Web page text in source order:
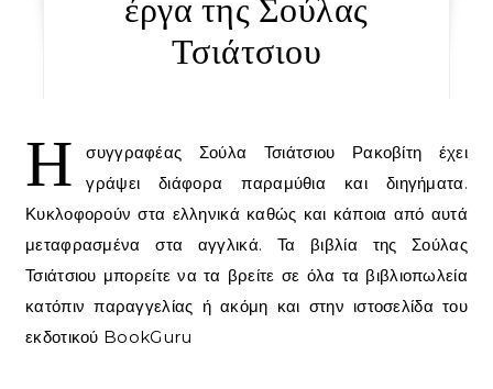
έργα της Σούλας
Τσιάτσιου
Η
συγγραφέας Σούλα Τσιάτσιου Ρακοβίτη έχει
γράψει διάφορα παραμύθια και διηγήματα.
Κυκλοφορούν στα ελληνικά καθώς και κάποια από αυτά
μεταφρασμένα στα αγγλικά. Τα βιβλία της Σούλας
Τσιάτσιου μπορείτε να τα βρείτε σε όλα τα βιβλιοπωλεία
κατόπιν παραγγελίας ή ακόμη και στην ιστοσελίδα του
εκδοτικού BookGuru